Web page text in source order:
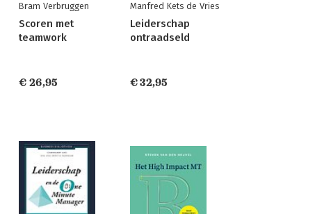
Bram Verbruggen
Scoren met
teamwork
€ 26,95
Manfred Kets de Vries
Leiderschap
ontraadseld
€ 32,95